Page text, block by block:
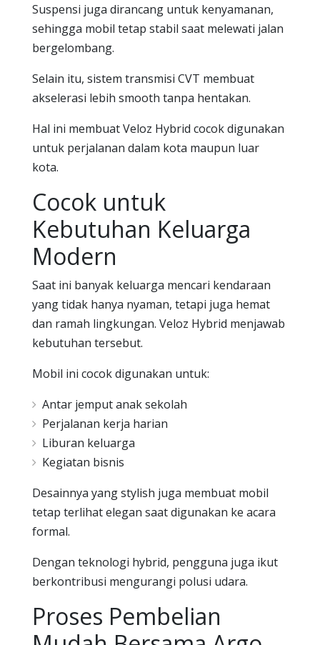
Suspensi juga dirancang untuk kenyamanan,
sehingga mobil tetap stabil saat melewati jalan
bergelombang.
Selain itu, sistem transmisi CVT membuat
akselerasi lebih smooth tanpa hentakan.
Hal ini membuat Veloz Hybrid cocok digunakan
untuk perjalanan dalam kota maupun luar
kota.
Cocok untuk
Kebutuhan Keluarga
Modern
Saat ini banyak keluarga mencari kendaraan
yang tidak hanya nyaman, tetapi juga hemat
dan ramah lingkungan. Veloz Hybrid menjawab
kebutuhan tersebut.
Mobil ini cocok digunakan untuk:
Antar jemput anak sekolah
Perjalanan kerja harian
Liburan keluarga
Kegiatan bisnis
Desainnya yang stylish juga membuat mobil
tetap terlihat elegan saat digunakan ke acara
formal.
Dengan teknologi hybrid, pengguna juga ikut
berkontribusi mengurangi polusi udara.
Proses Pembelian